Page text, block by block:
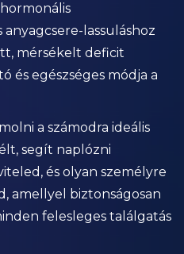
lassuláshoz
mérsékelt deficit
és egészséges módja a
a számodra ideális
segít naplózni
és olyan személyre
amellyel biztonságosan
felesleges találgatás